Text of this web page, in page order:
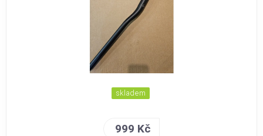
skladem
999 Kč